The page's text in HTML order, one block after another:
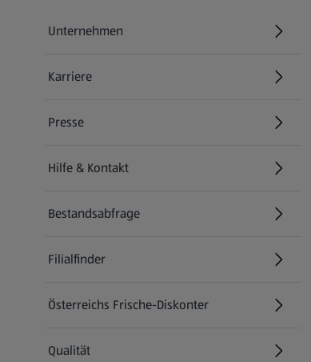
Unternehmen
Karriere
(öffnet in einem neuen Tab)
Presse
Hilfe & Kontakt
(öffnet in einem neuen Tab)
Bestandsabfrage
(öffnet in einem neuen Tab)
Filialfinder
Österreichs Frische-Diskonter
Qualität